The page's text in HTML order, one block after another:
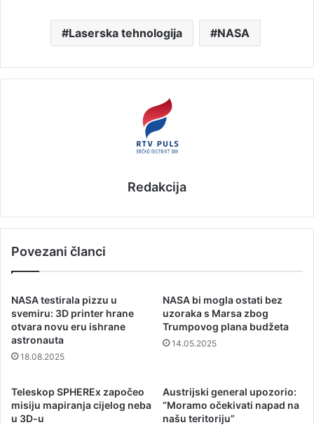
Laserska tehnologija NASA
Redakcija
Povezani članci
NASA testirala pizzu u
svemiru: 3D printer hrane
otvara novu eru ishrane
astronauta
18.08.2025
NASA bi mogla ostati bez
uzoraka s Marsa zbog
Trumpovog plana budžeta
14.05.2025
Teleskop SPHEREx započeo
misiju mapiranja cijelog neba
u 3D-u
Austrijski general upozorio:
“Moramo očekivati napad na
našu teritoriju”